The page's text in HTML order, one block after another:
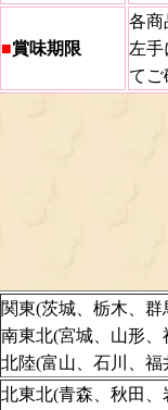
■賞味期限
各商
左
てご
関東(茨城、栃木、
南東北(宮城、山形
北陸(富山、石川、
北東北(青森、秋田、